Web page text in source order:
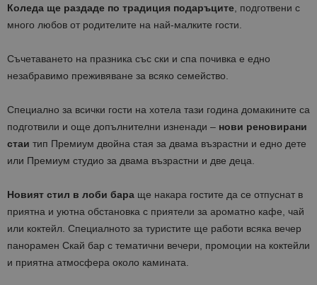
Коледа ще раздаде по традиция подаръците, подготвени с
много любов от родителите на най-малките гости.
Съчетаването на празника със ски и спа почивка е едно
незабравимо преживяване за всяко семейство.
Специално за всички гости на хотела тази година домакините са
подготвили и още допълнителни изненади – нови реновирани
стаи тип Премиум двойна стая за двама възрастни и едно дете
или Премиум студио за двама възрастни и две деца.
Новият стил в лоби бара ще накара гостите да се отпуснат в
приятна и уютна обстановка с приятели за ароматно кафе, чай
или коктейл. Специалното за туристите ще работи всяка вечер
панорамен Скай бар с тематични вечери, промоции на коктейли
и приятна атмосфера около камината.